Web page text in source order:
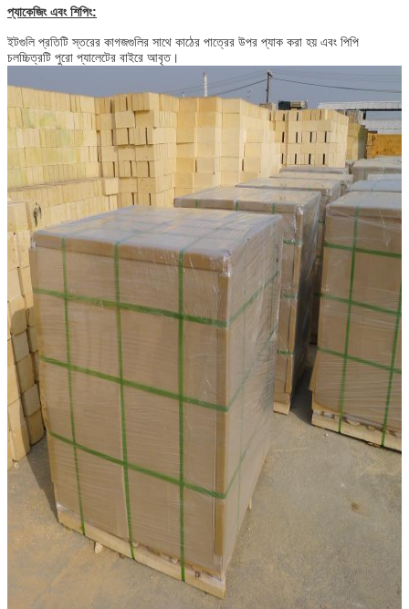
প্যাকেজিং এবং শিপিং:
ইটগুলি প্রতিটি স্তরের কাগজগুলির সাথে কাঠের পাত্রের উপর প্যাক করা হয় এবং পিপি
চলচ্চিত্রটি পুরো প্যালেটের বাইরে আবৃত।